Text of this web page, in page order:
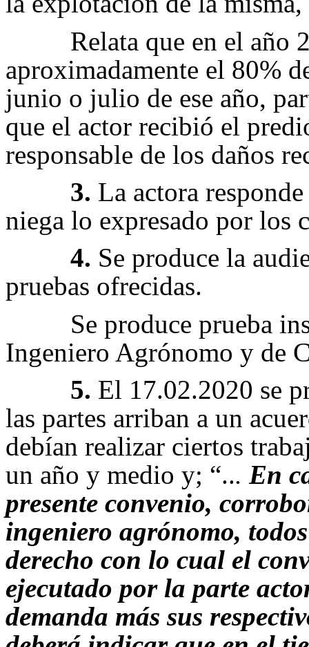
Relata que en el año
aproximadamente el 80%
junio o julio de ese año,
que el actor recibió el
responsable de los daños
3. La actora
niega lo expresado por los
4. Se produce la
pruebas ofrecidas.
Se produce prueba
Ingeniero Agrónomo y de
5. El 17.02.2020 se
las partes arriban a un
debían realizar ciertos
un año y medio y; “... En
presente convenio,
ingeniero agrónomo,
derecho con lo cual el
ejecutado por la parte
demanda más sus